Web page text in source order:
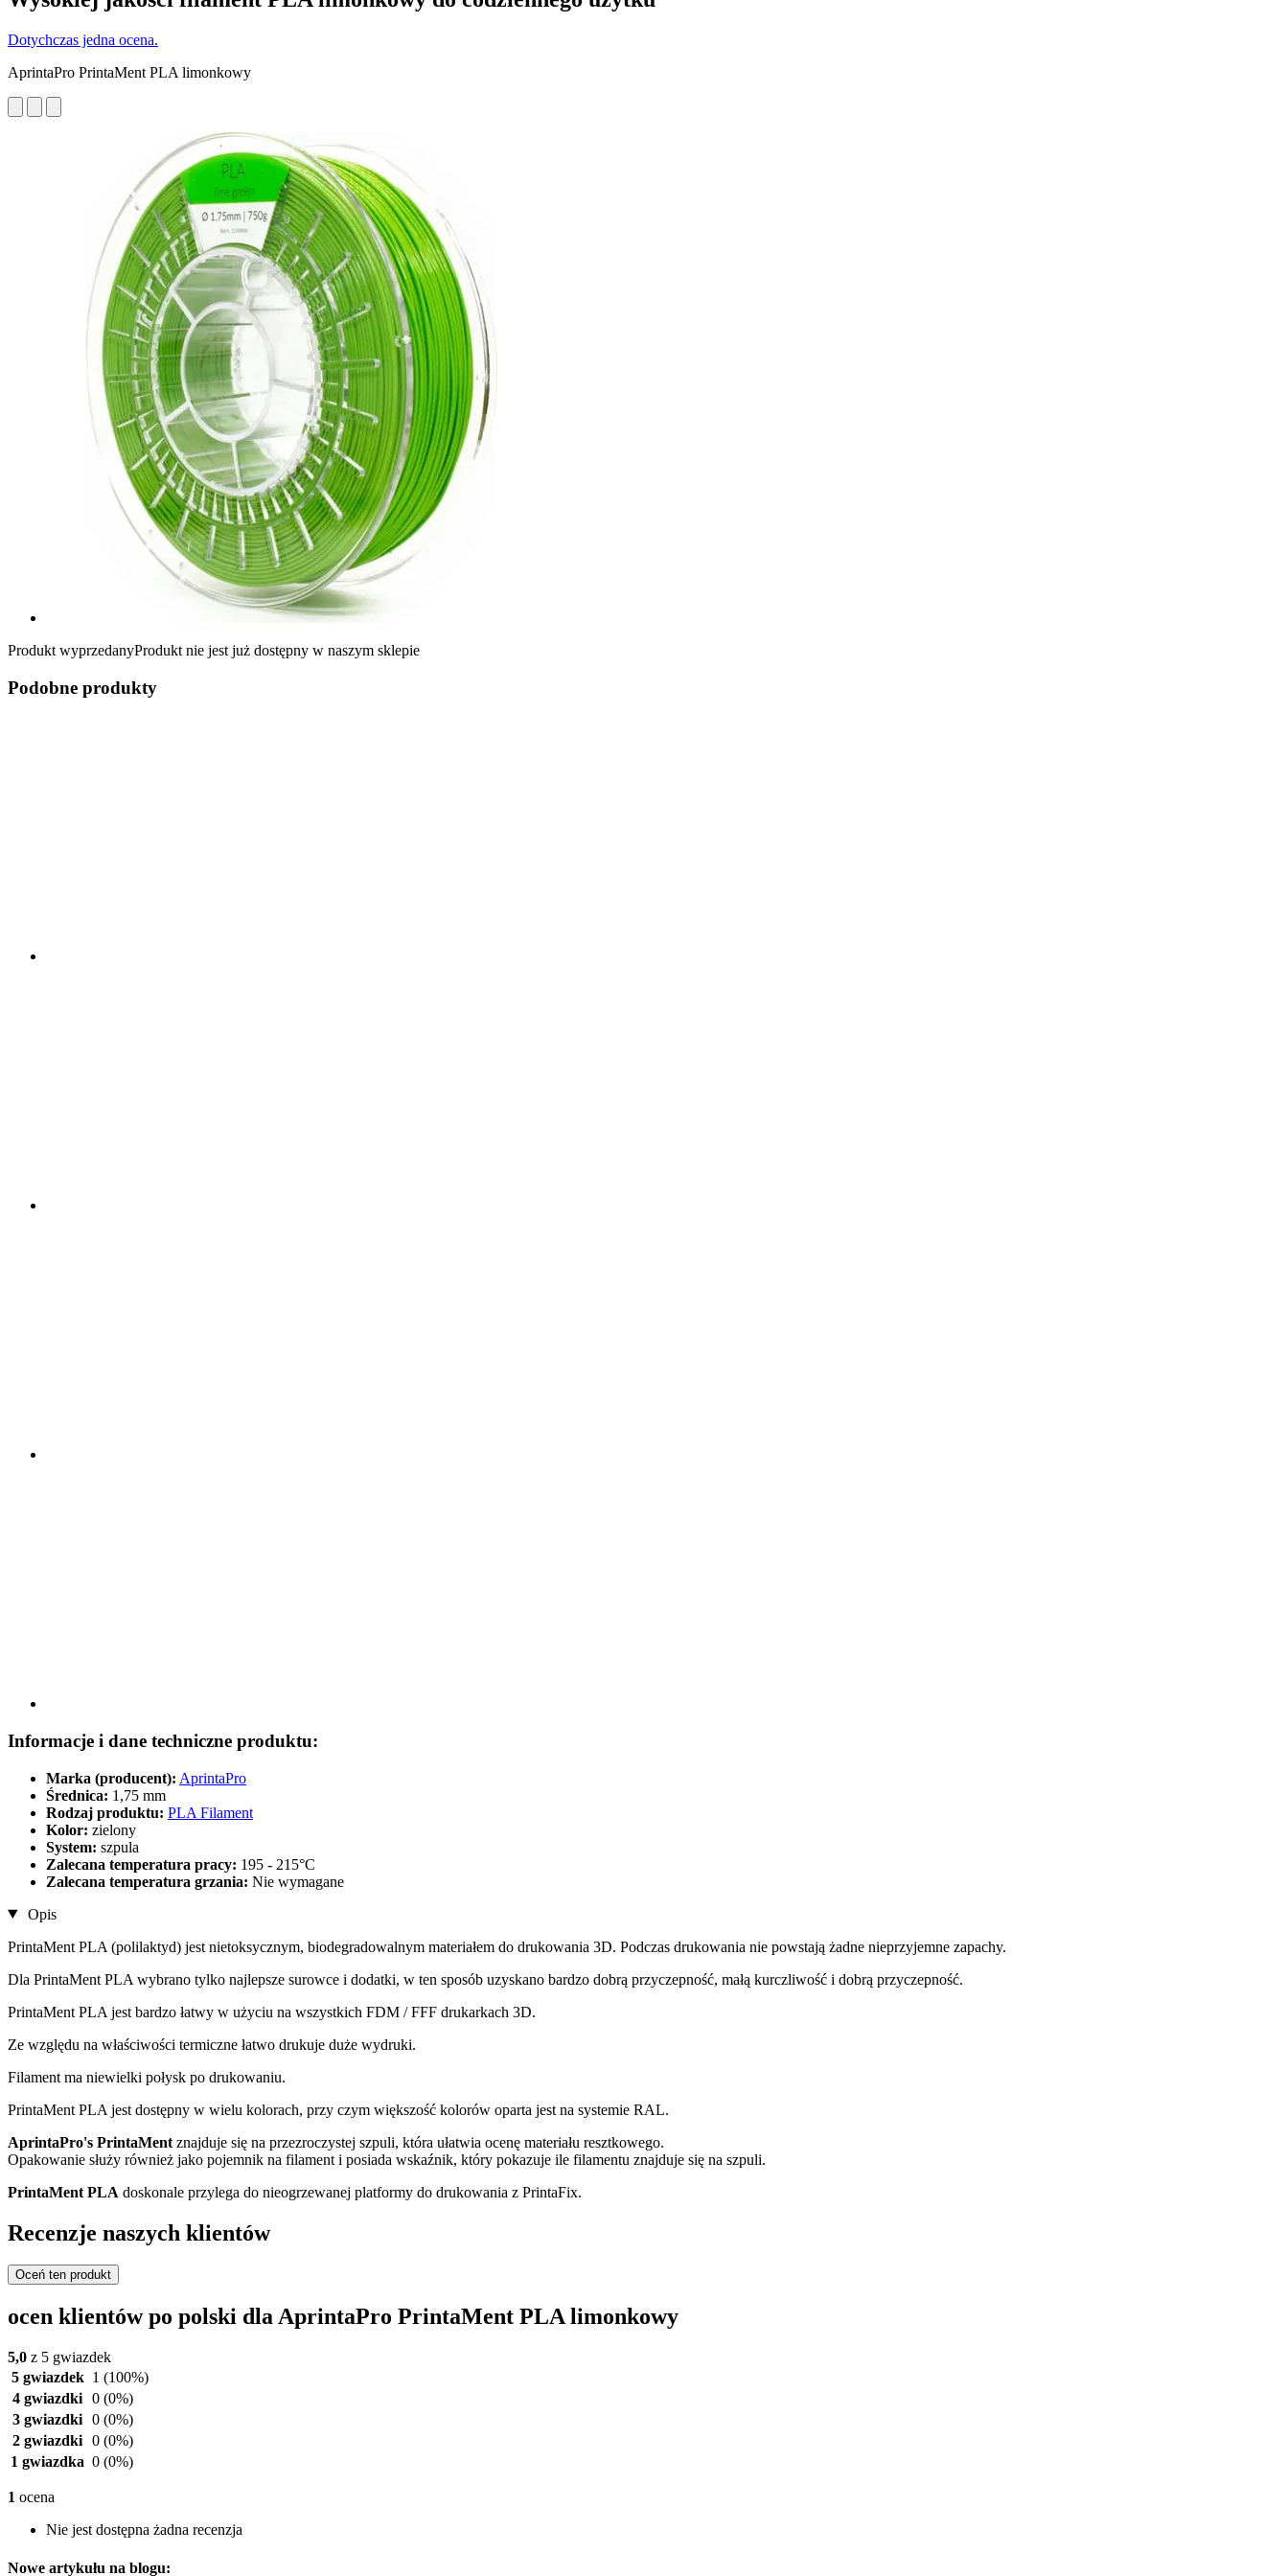
Dotychczas jedna ocena.
AprintaPro PrintaMent PLA limonkowy
Produkt wyprzedanyProdukt nie jest już dostępny w naszym sklepie
Podobne produkty
Informacje i dane techniczne produktu:
Marka (producent): AprintaPro
Średnica: 1,75 mm
Rodzaj produktu: PLA Filament
Kolor: zielony
System: szpula
Zalecana temperatura pracy: 195 - 215°C
Zalecana temperatura grzania: Nie wymagane
Opis
PrintaMent PLA (polilaktyd) jest nietoksycznym, biodegradowalnym materiałem do drukowania 3D. Podczas drukowania nie powstają żadne nieprzyjemne zapachy.
Dla PrintaMent PLA wybrano tylko najlepsze surowce i dodatki, w ten sposób uzyskano bardzo dobrą przyczepność, małą kurczliwość i dobrą przyczepność.
PrintaMent PLA jest bardzo łatwy w użyciu na wszystkich FDM / FFF drukarkach 3D.
Ze względu na właściwości termiczne łatwo drukuje duże wydruki.
Filament ma niewielki połysk po drukowaniu.
PrintaMent PLA jest dostępny w wielu kolorach, przy czym większość kolorów oparta jest na systemie RAL.
AprintaPro's PrintaMent znajduje się na przezroczystej szpuli, która ułatwia ocenę materiału resztkowego.
Opakowanie służy również jako pojemnik na filament i posiada wskaźnik, który pokazuje ile filamentu znajduje się na szpuli.
PrintaMent PLA doskonale przylega do nieogrzewanej platformy do drukowania z PrintaFix.
Recenzje naszych klientów
Oceń ten produkt
ocen klientów po polski dla AprintaPro PrintaMent PLA limonkowy
5,0 z 5 gwiazdek
5 gwiazdek 1 (100%)
4 gwiazdki 0 (0%)
3 gwiazdki 0 (0%)
2 gwiazdki 0 (0%)
1 gwiazdka 0 (0%)
1 ocena
Nie jest dostępna żadna recenzja
Nowe artykułu na blogu: